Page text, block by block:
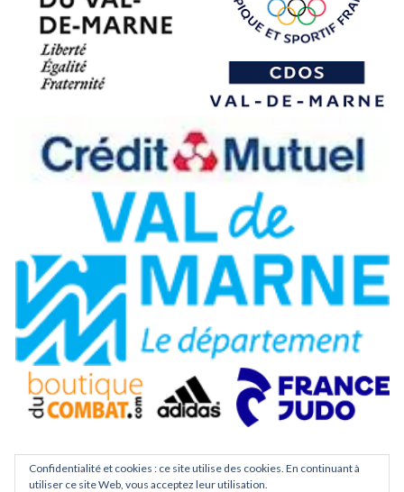
Confidentialité et cookies : ce site utilise des cookies. En continuant à
utiliser ce site Web, vous acceptez leur utilisation.